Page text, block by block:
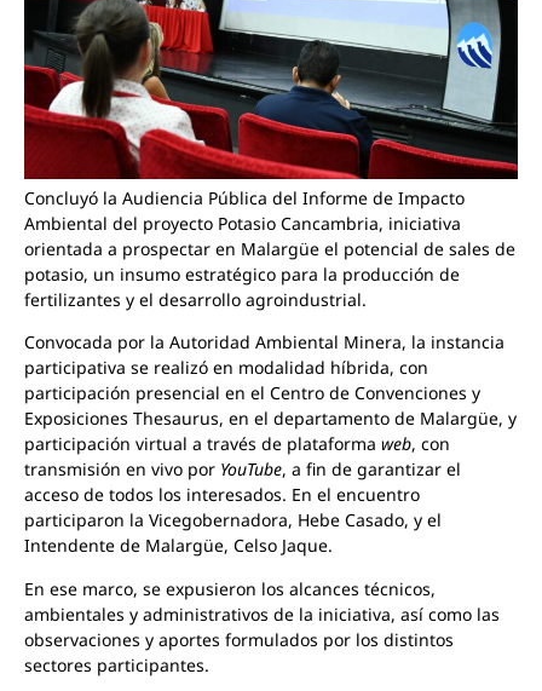
Concluyó la Audiencia Pública del Informe de Impacto
Ambiental del proyecto Potasio Cancambria, iniciativa
orientada a prospectar en Malargüe el potencial de sales de
potasio, un insumo estratégico para la producción de
fertilizantes y el desarrollo agroindustrial.
Convocada por la Autoridad Ambiental Minera, la instancia
participativa se realizó en modalidad híbrida, con
participación presencial en el Centro de Convenciones y
Exposiciones Thesaurus, en el departamento de Malargüe, y
participación virtual a través de plataforma web, con
transmisión en vivo por YouTube, a fin de garantizar el
acceso de todos los interesados. En el encuentro
participaron la Vicegobernadora, Hebe Casado, y el
Intendente de Malargüe, Celso Jaque.
En ese marco, se expusieron los alcances técnicos,
ambientales y administrativos de la iniciativa, así como las
observaciones y aportes formulados por los distintos
sectores participantes.